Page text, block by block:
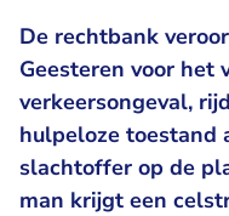
De rechtbank
Geesteren voor het
verkeersongeval,
hulpeloze toestand
slachtoffer op de
man krijgt een